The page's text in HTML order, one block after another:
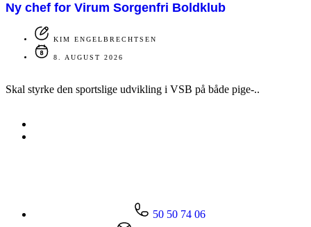
Ny chef for Virum Sorgenfri Boldklub
KIM ENGELBRECHTSEN
8. AUGUST 2026
Skal styrke den sportslige udvikling i VSB på både pige-..
50 50 74 06